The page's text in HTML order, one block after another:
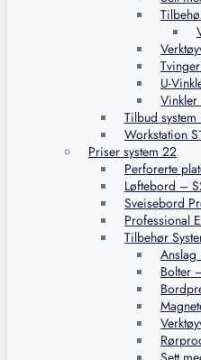
U-
Tilbud system
Workstation
Priser system 22
Perforerte
Løftebord –
Sveisebord
Professional
Tilbehør
Bolter